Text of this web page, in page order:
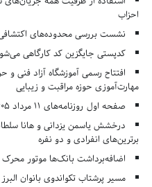
احزاب
نشست بررسی محدوده‌های
کدپستی جایگزین کد کارگاهی
افتتاح رسمی آموزشگاه آزاد فنی و
مهارت‌آموزی حوزه مراقبت و زیبایی
صفحه اول روزنامه‌های 11 مرداد 1405
درخشش یاسمن یزدانی و هانا
برترین‌های انفرادی و دو نفره
اضافه‌برداشت بانک‌ها موتور
مسیر پرشتاب تکواندوی بانوان